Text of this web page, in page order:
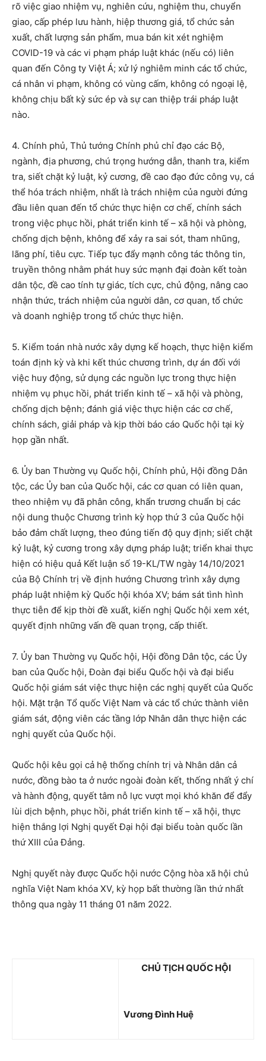
rõ việc giao nhiệm vụ, nghiên cứu, nghiệm thu, chuyển
giao, cấp phép lưu hành, hiệp thương giá, tổ chức sản
xuất, chất lượng sản phẩm, mua bán kit xét nghiệm
COVID-19 và các vi phạm pháp luật khác (nếu có) liên
quan đến Công ty Việt Á; xử lý nghiêm minh các tổ chức,
cá nhân vi phạm, không có vùng cấm, không có ngoại lệ,
không chịu bất kỳ sức ép và sự can thiệp trái pháp luật
nào.
4. Chính phủ, Thủ tướng Chính phủ chỉ đạo các Bộ,
ngành, địa phương, chú trọng hướng dẫn, thanh tra, kiểm
tra, siết chặt kỷ luật, kỷ cương, đề cao đạo đức công vụ, cá
thể hóa trách nhiệm, nhất là trách nhiệm của người đứng
đầu liên quan đến tổ chức thực hiện cơ chế, chính sách
trong việc phục hồi, phát triển kinh tế – xã hội và phòng,
chống dịch bệnh, không để xảy ra sai sót, tham nhũng,
lãng phí, tiêu cực. Tiếp tục đẩy mạnh công tác thông tin,
truyền thông nhằm phát huy sức mạnh đại đoàn kết toàn
dân tộc, đề cao tính tự giác, tích cực, chủ động, nâng cao
nhận thức, trách nhiệm của người dân, cơ quan, tổ chức
và doanh nghiệp trong tổ chức thực hiện.
5. Kiểm toán nhà nước xây dựng kế hoạch, thực hiện kiểm
toán định kỳ và khi kết thúc chương trình, dự án đối với
việc huy động, sử dụng các nguồn lực trong thực hiện
nhiệm vụ phục hồi, phát triển kinh tế – xã hội và phòng,
chống dịch bệnh; đánh giá việc thực hiện các cơ chế,
chính sách, giải pháp và kịp thời báo cáo Quốc hội tại kỳ
họp gần nhất.
6. Ủy ban Thường vụ Quốc hội, Chính phủ, Hội đồng Dân
tộc, các Ủy ban của Quốc hội, các cơ quan có liên quan,
theo nhiệm vụ đã phân công, khẩn trương chuẩn bị các
nội dung thuộc Chương trình kỳ họp thứ 3 của Quốc hội
bảo đảm chất lượng, theo đúng tiến độ quy định; siết chặt
kỷ luật, kỷ cương trong xây dựng pháp luật; triển khai thực
hiện có hiệu quả Kết luận số 19-KL/TW ngày 14/10/2021
của Bộ Chính trị về định hướng Chương trình xây dựng
pháp luật nhiệm kỳ Quốc hội khóa XV; bám sát tình hình
thực tiễn để kịp thời đề xuất, kiến nghị Quốc hội xem xét,
quyết định những vấn đề quan trọng, cấp thiết.
7. Ủy ban Thường vụ Quốc hội, Hội đồng Dân tộc, các Ủy
ban của Quốc hội, Đoàn đại biểu Quốc hội và đại biểu
Quốc hội giám sát việc thực hiện các nghị quyết của Quốc
hội. Mặt trận Tổ quốc Việt Nam và các tổ chức thành viên
giám sát, động viên các tầng lớp Nhân dân thực hiện các
nghị quyết của Quốc hội.
Quốc hội kêu gọi cả hệ thống chính trị và Nhân dân cả
nước, đồng bào ta ở nước ngoài đoàn kết, thống nhất ý chí
và hành động, quyết tâm nỗ lực vượt mọi khó khăn để đẩy
lùi dịch bệnh, phục hồi, phát triển kinh tế – xã hội, thực
hiện thắng lợi Nghị quyết Đại hội đại biểu toàn quốc lần
thứ XIII của Đảng.
Nghị quyết này được Quốc hội nước Cộng hòa xã hội chủ
nghĩa Việt Nam khóa XV, kỳ họp bất thường lần thứ nhất
thông qua ngày 11 tháng 01 năm 2022.
CHỦ TỊCH QUỐC HỘI
Vương Đình Huệ